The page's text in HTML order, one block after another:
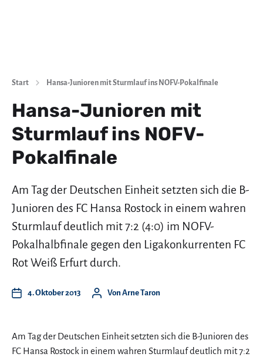
Start Hansa-Junioren mit Sturmlauf ins NOFV-Pokalfinale
Hansa-Junioren mit
Sturmlauf ins NOFV-
Pokalfinale
Am Tag der Deutschen Einheit setzten sich die B-
Junioren des FC Hansa Rostock in einem wahren
Sturmlauf deutlich mit 7:2 (4:0) im NOFV-
Pokalhalbfinale gegen den Ligakonkurrenten FC
Rot Weiß Erfurt durch.
4. Oktober 2013 Von Arne Taron
Am Tag der Deutschen Einheit setzten sich die B-Junioren des
FC Hansa Rostock in einem wahren Sturmlauf deutlich mit 7:2